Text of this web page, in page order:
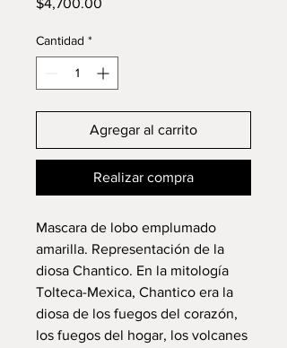
$4,700.00
Cantidad *
Agregar al carrito
Realizar compra
Mascara de lobo emplumado
amarilla. Representación de la
diosa Chantico. En la mitología
Tolteca-Mexica, Chantico era la
diosa de los fuegos del corazón,
los fuegos del hogar, los volcanes